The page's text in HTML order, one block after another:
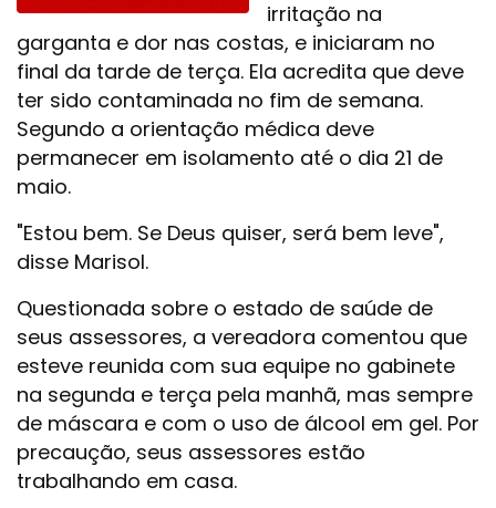
irritação na
garganta e dor nas costas, e iniciaram no
final da tarde de terça. Ela acredita que deve
ter sido contaminada no fim de semana.
Segundo a orientação médica deve
permanecer em isolamento até o dia 21 de
maio.
"Estou bem. Se Deus quiser, será bem leve",
disse Marisol.
Questionada sobre o estado de saúde de
seus assessores, a vereadora comentou que
esteve reunida com sua equipe no gabinete
na segunda e terça pela manhã, mas sempre
de máscara e com o uso de álcool em gel. Por
precaução, seus assessores estão
trabalhando em casa.